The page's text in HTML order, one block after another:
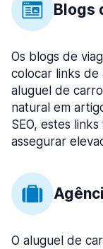
Blogs
Os blogs de
colocar links de
aluguel de
natural em
SEO, estes
assegurar
O aluguel de